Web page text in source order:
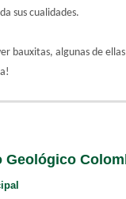
sus cualidades.
bauxitas, algunas de
Geológico